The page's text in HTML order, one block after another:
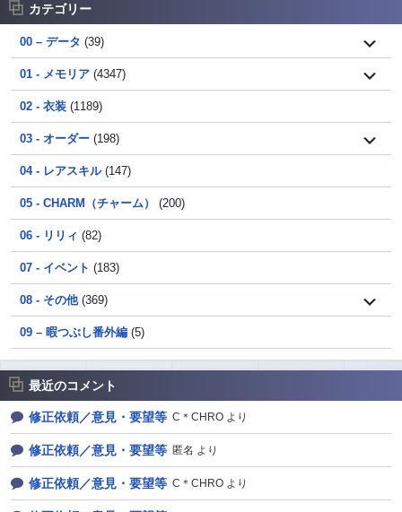
カテゴリー
00 – データ (39)
01 - メモリア (4347)
02 - 衣装 (1189)
03 - オーダー (198)
04 - レアスキル(147)
05 - CHARM（チャーム） (200)
06 - リリィ (82)
07 - イベント (183)
08 - その他(369)
09 – 暇つぶし番外編 (5)
最近のコメント
修正依頼／意見・要望等 C＊CHRO より
修正依頼／意見・要望等 匿名 より
修正依頼／意見・要望等 C＊CHRO より